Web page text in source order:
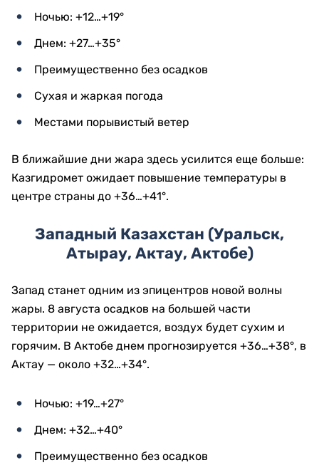
Ночью: +12…+19°
Днем: +27…+35°
Преимущественно без осадков
Сухая и жаркая погода
Местами порывистый ветер
В ближайшие дни жара здесь усилится еще больше:
Казгидромет ожидает повышение температуры в
центре страны до +36…+41°.
Западный Казахстан (Уральск,
Атырау, Актау, Актобе)
Запад станет одним из эпицентров новой волны
жары. 8 августа осадков на большей части
территории не ожидается, воздух будет сухим и
горячим. В Актобе днем прогнозируется +36…+38°, в
Актау — около +32…+34°.
Ночью: +19…+27°
Днем: +32…+40°
Преимущественно без осадков